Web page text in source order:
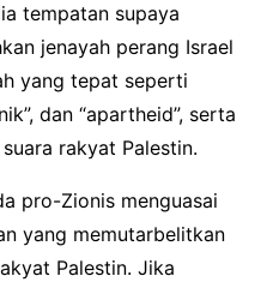
tempatan supaya
jenayah perang Israel
yang tepat seperti
dan “apartheid”, serta
rakyat Palestin.
pro-Zionis menguasai
yang memutarbelitkan
Palestin. Jika